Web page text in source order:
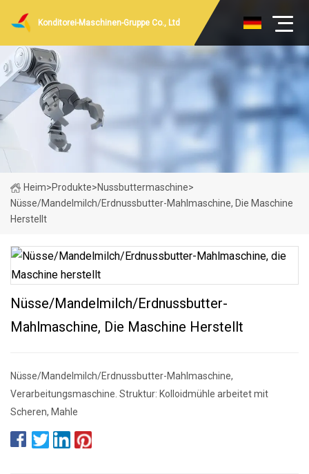
Konditorei-Maschinen-Gruppe Co., Ltd
Heim>Produkte>Nussbuttermaschine>
Nüsse/Mandelmilch/Erdnussbutter-Mahlmaschine, Die Maschine
Herstellt
Nüsse/Mandelmilch/Erdnussbutter-
Mahlmaschine, Die Maschine Herstellt
Nüsse/Mandelmilch/Erdnussbutter-Mahlmaschine,
Verarbeitungsmaschine. Struktur: Kolloidmühle arbeitet mit
Scheren, Mahle